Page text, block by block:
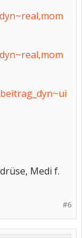
Medi f.
#6